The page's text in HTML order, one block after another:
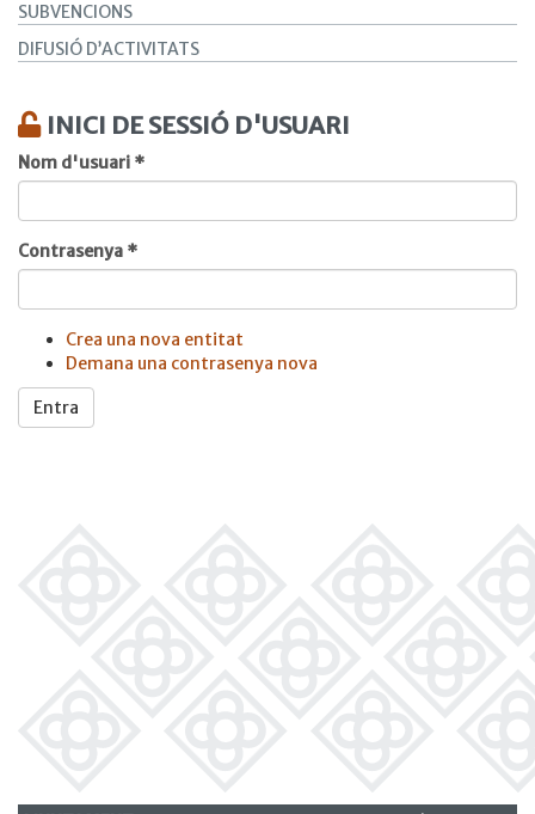
SUBVENCIONS
DIFUSIÓ D’ACTIVITATS
INICI DE SESSIÓ D'USUARI
Nom d'usuari *
Contrasenya *
Crea una nova entitat
Demana una contrasenya nova
Entra